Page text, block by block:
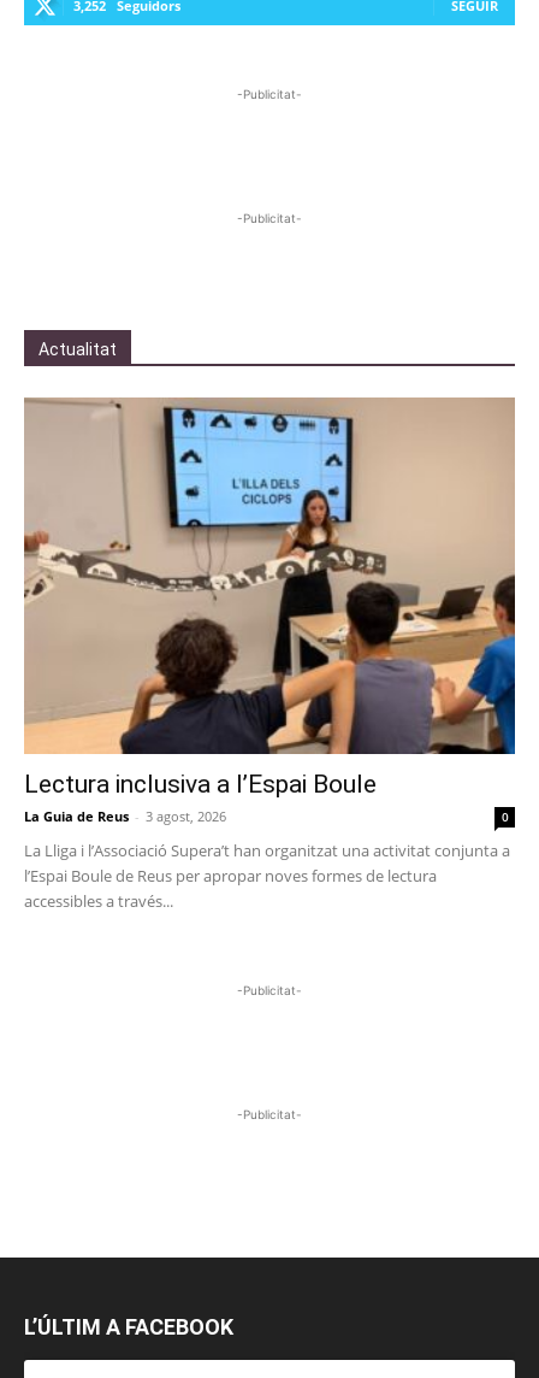
3,252 Seguidors SEGUIR
-Publicitat-
-Publicitat-
Actualitat
Lectura inclusiva a l’Espai Boule
La Guia de Reus - 3 agost, 2026 0
La Lliga i l’Associació Supera’t han organitzat una activitat conjunta a
l’Espai Boule de Reus per apropar noves formes de lectura
accessibles a través...
-Publicitat-
-Publicitat-
L’ÚLTIM A FACEBOOK